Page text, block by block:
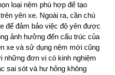
loại nệm phù hợp để tạo
yên xe. Ngoài ra, cần chú
để đảm bảo việc độ yên được
ảnh hưởng đến cấu trúc của
xe và sử dụng nệm mới cũng
đơn vị có kinh nghiệm
sai sót và hư hỏng không